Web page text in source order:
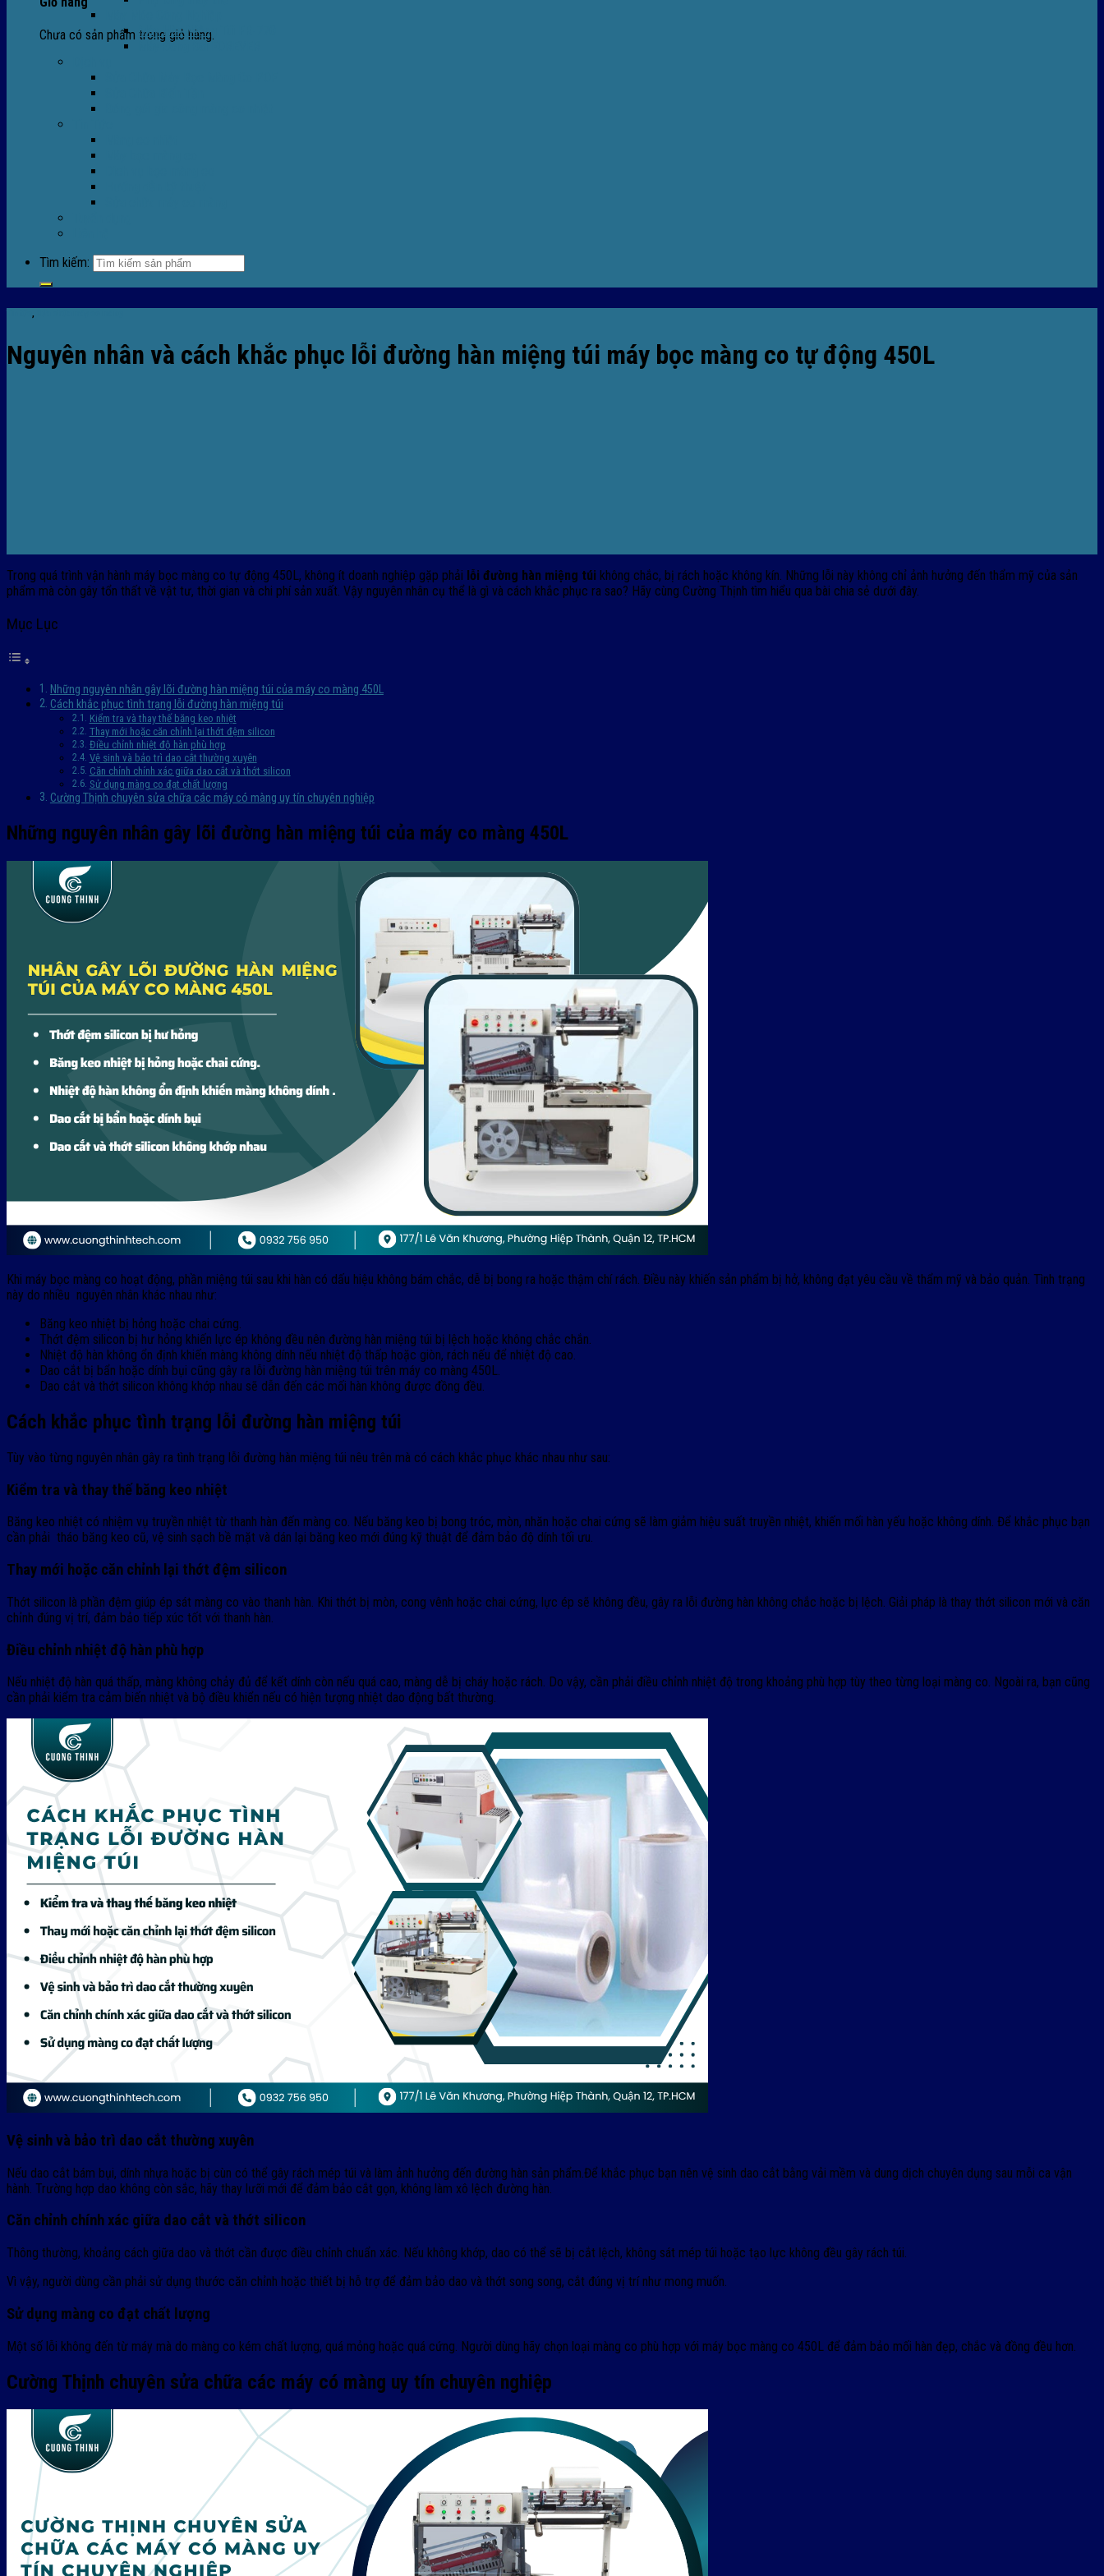
Chưa có sản phẩm trong giỏ hàng.
Máy Hàn Miệng Túi FR-770
Máy Đóng Đai FOREVER
Tìm kiếm:
,
Nguyên nhân và cách khắc phục lỗi đường hàn miệng túi máy bọc màng co tự động 450L
Trong quá trình vận hành máy bọc màng co tự động 450L, không ít doanh nghiệp gặp phải lỗi đường hàn miệng túi không chắc, bị rách hoặc không kín. Những lỗi này không chỉ ảnh hưởng đến thẩm mỹ của sản
phẩm mà còn gây tổn thất về vật tư, thời gian và chi phí sản xuất. Vậy nguyên nhân cụ thể là gì và cách khắc phục ra sao? Hãy cùng Cường Thịnh tìm hiểu qua bài chia sẻ dưới đây.
Mục Lục
Những nguyên nhân gây lõi đường hàn miệng túi của máy co màng 450L
Cách khắc phục tình trạng lỗi đường hàn miệng túi
Kiểm tra và thay thế băng keo nhiệt
Thay mới hoặc căn chỉnh lại thớt đệm silicon
Điều chỉnh nhiệt độ hàn phù hợp
Vệ sinh và bảo trì dao cắt thường xuyên
Căn chỉnh chính xác giữa dao cắt và thớt silicon
Sử dụng màng co đạt chất lượng
Cường Thịnh chuyên sửa chữa các máy có màng uy tín chuyên nghiệp
Những nguyên nhân gây lõi đường hàn miệng túi của máy co màng 450L
Khi máy bọc màng co hoạt động, phần miệng túi sau khi hàn có dấu hiệu không bám chắc, dễ bị bong ra hoặc thậm chí rách. Điều này khiến sản phẩm bị hở, không đạt yêu cầu về thẩm mỹ và bảo quản. Tình trạng
này do nhiều nguyên nhân khác nhau như:
Băng keo nhiệt bị hỏng hoặc chai cứng.
Thớt đệm silicon bị hư hỏng khiến lực ép không đều nên đường hàn miệng túi bị lệch hoặc không chắc chắn.
Nhiệt độ hàn không ổn định khiến màng không dính nếu nhiệt độ thấp hoặc giòn, rách nếu để nhiệt độ cao.
Dao cắt bị bẩn hoặc dính bụi cũng gây ra lỗi đường hàn miệng túi trên máy co màng 450L.
Dao cắt và thớt silicon không khớp nhau sẽ dẫn đến các mối hàn không được đồng đều.
Cách khắc phục tình trạng lỗi đường hàn miệng túi
Tùy vào từng nguyên nhân gây ra tình trạng lỗi đường hàn miệng túi nêu trên mà có cách khắc phục khác nhau như sau:
Kiểm tra và thay thế băng keo nhiệt
Băng keo nhiệt có nhiệm vụ truyền nhiệt từ thanh hàn đến màng co. Nếu băng keo bị bong tróc, mòn, nhăn hoặc chai cứng sẽ làm giảm hiệu suất truyền nhiệt, khiến mối hàn yếu hoặc không dính. Để khắc phục bạn
cần phải tháo băng keo cũ, vệ sinh sạch bề mặt và dán lại băng keo mới đúng kỹ thuật để đảm bảo độ dính tối ưu.
Thay mới hoặc căn chỉnh lại thớt đệm silicon
Thớt silicon là phần đệm giúp ép sát màng co vào thanh hàn. Khi thớt bị mòn, cong vênh hoặc chai cứng, lực ép sẽ không đều, gây ra lỗi đường hàn không chắc hoặc bị lệch. Giải pháp là thay thớt silicon mới và căn
chỉnh đúng vị trí, đảm bảo tiếp xúc tốt với thanh hàn.
Điều chỉnh nhiệt độ hàn phù hợp
Nếu nhiệt độ hàn quá thấp, màng không chảy đủ để kết dính còn nếu quá cao, màng dễ bị cháy hoặc rách. Do vậy, cần phải điều chỉnh nhiệt độ trong khoảng phù hợp tùy theo từng loại màng co. Ngoài ra, bạn cũng
cần phải kiểm tra cảm biến nhiệt và bộ điều khiển nếu có hiện tượng nhiệt dao động bất thường.
Vệ sinh và bảo trì dao cắt thường xuyên
Nếu dao cắt bám bụi, dính nhựa hoặc bị cùn có thể gây rách mép túi và làm ảnh hưởng đến đường hàn sản phẩm.Để khắc phục bạn nên vệ sinh dao cắt bằng vải mềm và dung dịch chuyên dụng sau mỗi ca vận
hành. Trường hợp dao không còn sắc, hãy thay lưỡi mới để đảm bảo cắt gọn, không làm xô lệch đường hàn.
Căn chỉnh chính xác giữa dao cắt và thớt silicon
Thông thường, khoảng cách giữa dao và thớt cần được điều chỉnh chuẩn xác. Nếu không khớp, dao có thể sẽ bị cắt lệch, không sát mép túi hoặc tạo lực không đều gây rách túi.
Vì vậy, người dùng cần phải sử dụng thước căn chỉnh hoặc thiết bị hỗ trợ để đảm bảo dao và thớt song song, cắt đúng vị trí như mong muốn.
Sử dụng màng co đạt chất lượng
Một số lỗi không đến từ máy mà do màng co kém chất lượng, quá mỏng hoặc quá cứng. Người dùng hãy chọn loại màng co phù hợp với máy bọc màng co 450L để đảm bảo mối hàn đẹp, chắc và đồng đều hơn.
Cường Thịnh chuyên sửa chữa các máy có màng uy tín chuyên nghiệp